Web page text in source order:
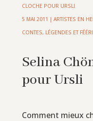
CLOCHE POUR URSLI
5 MAI 2011 | ARTISTES EN
CONTES, LÉGENDES ET
Selina
pour Ursli
Comment mieux